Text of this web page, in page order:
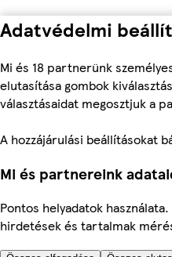
Adatvédelmi
Mi és 18 partnerünk
elutasítása gombok
választásaidat megosztjuk a
A hozzájárulási beállításokat
Mi és partnereink
Pontos helyadatok
hirdetések és tartalmak